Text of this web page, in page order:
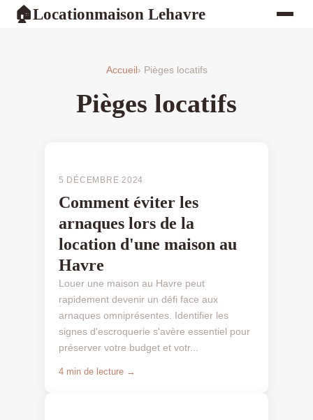
🏠Locationmaison Lehavre
Accueil › Pièges locatifs
Pièges locatifs
5 DÉCEMBRE 2024
Comment éviter les
arnaques lors de la
location d'une maison au
Havre
Louer une maison au Havre peut
rapidement devenir un défi face aux
arnaques omniprésentes. Identifier les
signes d'escroquerie s'avère essentiel pour
préserver votre budget et votr...
4 min de lecture →